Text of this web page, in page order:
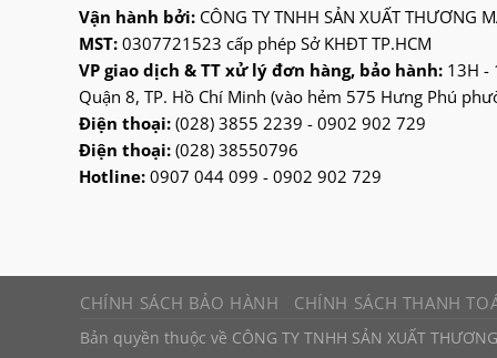
Panasonic
panworld
philip
robot
senko
sharp
tiross
Vận hành bởi: CÔNG TY TNHH SẢN XUẤT THƯƠNG
MST: 0307721523 cấp phép Sở KHĐT TP.HCM
VP giao dịch & TT xử lý đơn hàng, bảo hành:13H -
Quận 8, TP. Hồ Chí Minh (vào hẻm 575 Hưng Phú
Điện thoại: (028) 3855 2239 - 0902 902 729
Điện thoại: (028) 38550796
Hotline:0907 044 099 - 0902 902 729
CHÍNH SÁCH BẢO HÀNH CHÍNH SÁCH THANH
Bản quyền thuộc về CÔNG TY TNHH SẢN XUẤT